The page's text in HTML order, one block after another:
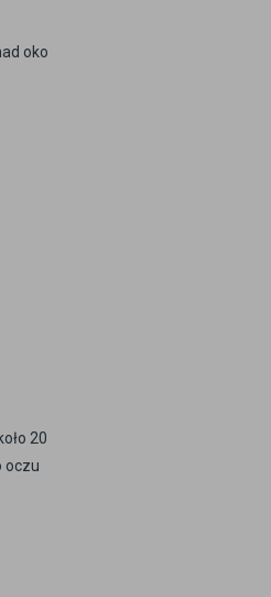
oko
20
oczu